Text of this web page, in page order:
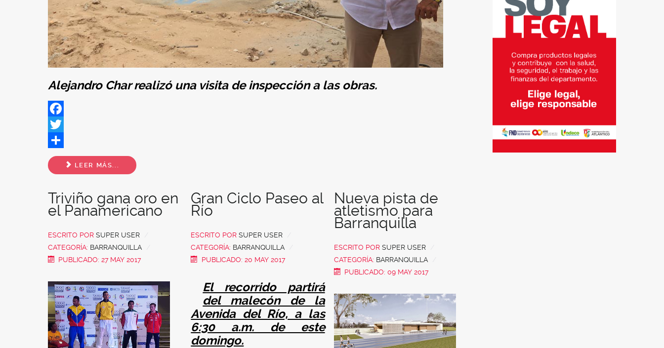
Alejandro Char realizó una visita de inspección a las obras.
Facebook
Twitter
Share
LEER MÁS...
Triviño gana oro en
el Panamericano
ESCRITO POR SUPER USER
CATEGORÍA: BARRANQUILLA
PUBLICADO: 27 MAY 2017
Gran Ciclo Paseo al
Río
ESCRITO PORSUPER USER
CATEGORÍA: BARRANQUILLA
PUBLICADO: 20 MAY 2017
El recorrido partirá
del malecón de la
Avenida del Río, a las
6:30 a.m. de este
domingo.
Nueva pista de
atletismo para
Barranquilla
ESCRITO POR SUPER USER
CATEGORÍA: BARRANQUILLA
PUBLICADO: 09 MAY 2017